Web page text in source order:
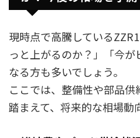
現時点で高騰している
っと上がるのか？」「今
なる方も多いでしょう。
ここでは、整備性や部品
踏まえて、将来的な相場動